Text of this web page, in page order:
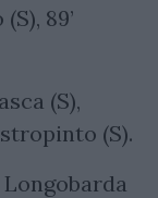
89’
(S),
(S).
Longobarda